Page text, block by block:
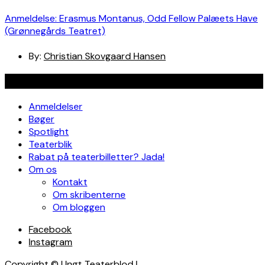
Anmeldelse: Erasmus Montanus, Odd Fellow Palæets Have
(Grønnegårds Teatret)
By: Christian Skovgaard Hansen
Anmeldelser
Bøger
Spotlight
Teaterblik
Rabat på teaterbilletter? Jada!
Om os
Kontakt
Om skribenterne
Om bloggen
Facebook
Instagram